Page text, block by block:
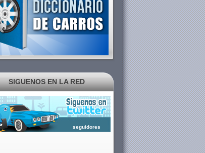
SIGUENOS EN LA RED
seguidores